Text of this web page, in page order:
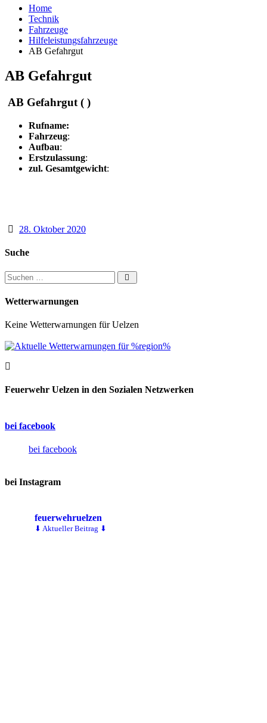
Home
Technik
Fahrzeuge
Hilfeleistungsfahrzeuge
AB Gefahrgut
AB Gefahrgut
AB Gefahrgut ( )
Rufname:
Fahrzeug:
Aufbau:
Erstzulassung:
zul. Gesamtgewicht:
28. Oktober 2020
Suche
Suchen nach:
Wetterwarnungen
Keine Wetterwarnungen für Uelzen
Feuerwehr Uelzen in den Sozialen Netzwerken
bei facebook
bei facebook
bei Instagram
feuerwehruelzen
⬇ Aktueller Beitrag ⬇